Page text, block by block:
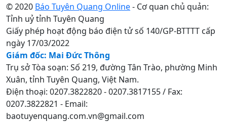
© 2020 Báo Tuyên Quang Online- Cơ quan chủ quản:
Tỉnh uỷ tỉnh Tuyên Quang
Giấy phép hoạt động báo điện tử số 140/GP-BTTTT cấp
ngày 17/03/2022
Giám đốc: Mai Đức Thông
Trụ sở Tòa soạn: Số 219, đường Tân Trào, phường Minh
Xuân, tỉnh Tuyên Quang, Việt Nam.
Điện thoại: 0207.3822820 - 0207.3817155 / Fax:
0207.3822821 - Email:
baotuyenquang.com.vn@gmail.com